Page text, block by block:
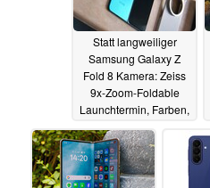
Statt langweiliger
Samsung Galaxy Z
Fold 8 Kamera: Zeiss
9x-Zoom-Foldable
Launchtermin, Farben,
16.06.2026